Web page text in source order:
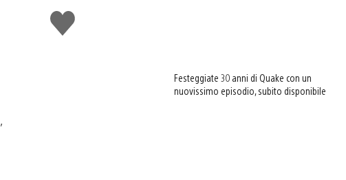
Mi
piace
,
Festeggiate 30 anni di Quake con un
nuovissimo episodio, subito disponibile